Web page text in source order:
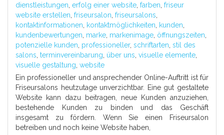
dienstleistungen, erfolg einer website, farben, friseur
website erstellen, friseursalon, friseursalons,
kontaktinformationen, kontaktmöglichkeiten, kunden,
kundenbewertungen, marke, markenimage, öffnungszeiten,
potenzielle kunden, professioneller, schriftarten, stil des
salons, terminvereinbarung, über uns, visuelle elemente,
visuelle gestaltung, website
Ein professioneller und ansprechender Online-Auftritt ist für
Friseursalons heutzutage unverzichtbar. Eine gut gestaltete
Website kann dazu beitragen, neue Kunden anzuziehen,
bestehende Kunden zu binden und das Geschäft
insgesamt zu fördern. Wenn Sie einen Friseursalon
betreiben und noch keine Website haben,